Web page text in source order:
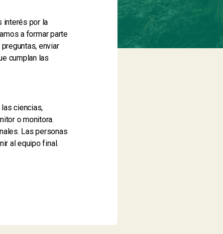
interés por la
a formar parte
enviar
cumplan las
ciencias,
o monitora.
Las personas
al equipo final.